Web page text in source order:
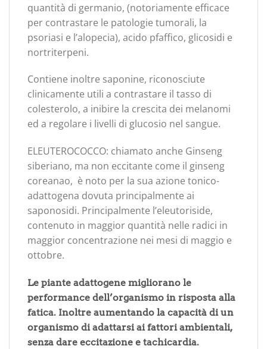
quantità di germanio, (notoriamente efficace
per contrastare le patologie tumorali, la
psoriasi e l’alopecia), acido pfaffico, glicosidi e
nortriterpeni.
Contiene inoltre saponine, riconosciute
clinicamente utili a contrastare il tasso di
colesterolo, a inibire la crescita dei melanomi
ed a regolare i livelli di glucosio nel sangue.
ELEUTEROCOCCO: chiamato anche Ginseng
siberiano, ma non eccitante come il ginseng
coreanao, è noto per la sua azione tonico-
adattogena dovuta principalmente ai
saponosidi. Principalmente l’eleutoriside,
contenuto in maggior quantità nelle radici in
maggior concentrazione nei mesi di maggio e
ottobre.
Le piante adattogene migliorano le
performance dell’organismo in risposta alla
fatica. Inoltre aumentando la capacità di un
organismo di adattarsi ai fattori ambientali,
senza dare eccitazione e tachicardia.